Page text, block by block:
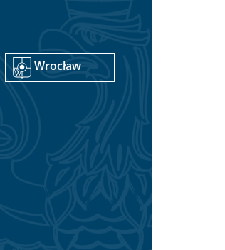
Wrocław